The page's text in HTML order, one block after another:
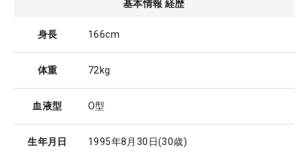
基本情報 経歴
身長 166cm
体重 72kg
血液型 O型
生年月日 1995年8月30日(30歳)